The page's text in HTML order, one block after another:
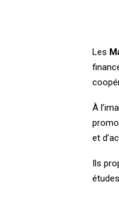
Les
À
et
Ils